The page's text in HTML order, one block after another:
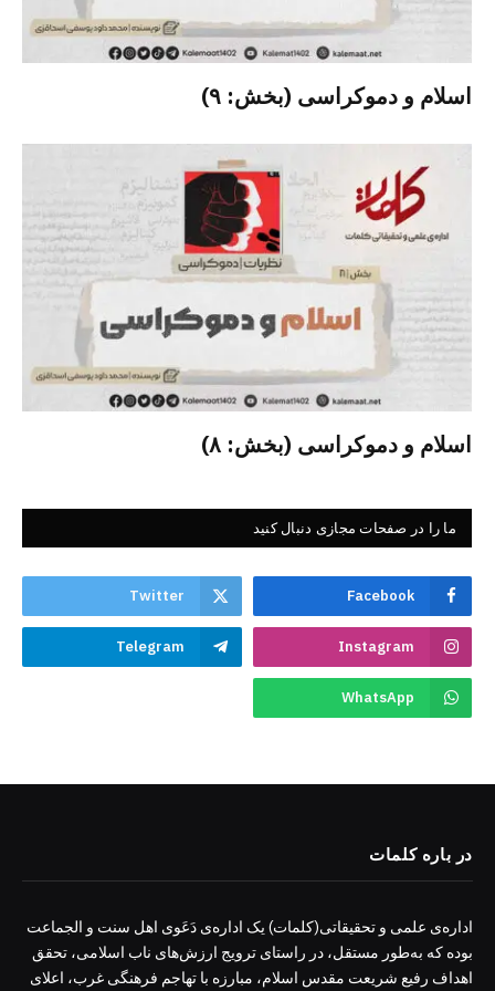
اسلام و دموکراسی (بخش: ۹)
اسلام و دموکراسی (بخش: ۸)
ما را در صفحات مجازی دنبال کنید
Facebook
Twitter
Instagram
Telegram
WhatsApp
در باره کلمات
اداره‌ی علمی و تحقیقاتی(کلمات) یک اداره‌ی دَعَوی اهل سنت و الجماعت
بوده که به‌طور مستقل، در راستای ترویج ارزش‌های ناب اسلامی، تحقق
اهداف رفیع شریعت مقدس اسلام، مبارزه با تهاجم فرهنگی غرب، اعلای